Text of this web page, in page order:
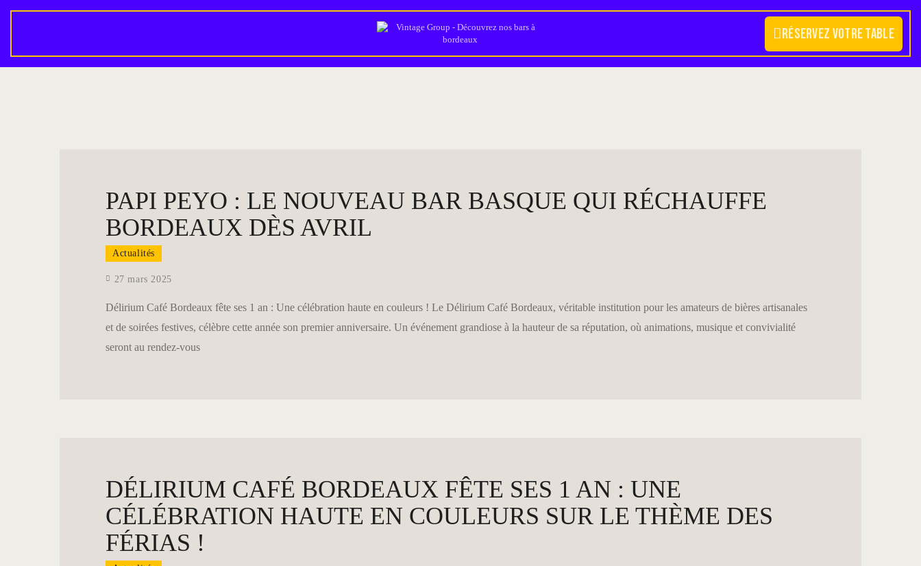
Réservez votre table
NOS ÉTABLISSEMENTS
NOS ÉVÉNEMENTS
DEVENIR PARTENAIRE
PAPI PEYO : LE NOUVEAU BAR BASQUE QUI RÉCHAUFFE
BORDEAUX DÈS AVRIL
Actualités
27 mars 2025
Délirium Café Bordeaux fête ses 1 an : Une célébration haute en couleurs ! Le Délirium Café Bordeaux, véritable institution pour les amateurs de bières artisanales
et de soirées festives, célèbre cette année son premier anniversaire. Un événement grandiose à la hauteur de sa réputation, où animations, musique et convivialité
seront au rendez-vous
DÉLIRIUM CAFÉ BORDEAUX FÊTE SES 1 AN : UNE
CÉLÉBRATION HAUTE EN COULEURS SUR LE THÈME DES
FÉRIAS !